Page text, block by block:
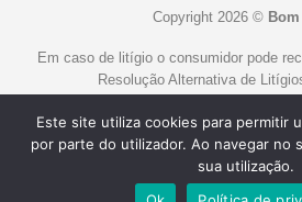
Copyright 2026 ©
Em caso de litígio o consumidor pode
Resolução Alternativa de
Mais informações em Portal do
Livro de Reclamações
Este site utiliza cookies para permitir
por parte do utilizador. Ao navegar no
sua utilização.